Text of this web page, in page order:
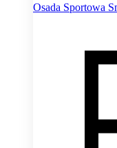
Osada Sportowa